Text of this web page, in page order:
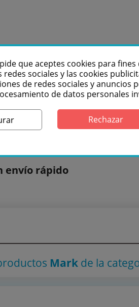
envío rápido
Mark de la
que aceptes cookies para
redes sociales y las cookies
de redes sociales y anuncios
de datos personales
Rechazar